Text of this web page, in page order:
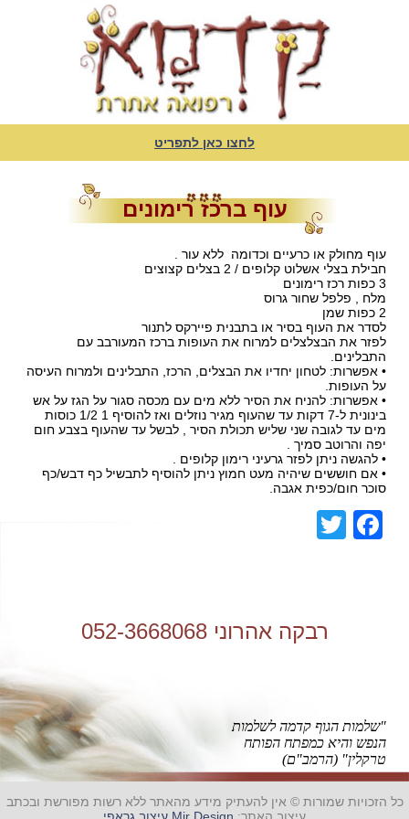
לחצו כאן לתפריט
עוף ברכז רימונים
עוף מחולק או כרעיים וכדומה ללא עור .
חבילת בצלי אשלוט קלופים / 2 בצלים קצוצים
3 כפות רכז רימונים
מלח , פלפל שחור גרוס
2 כפות שמן
לסדר את העוף בסיר או בתבנית פיירקס לתנור
לפזר את הבצלצלים למרוח את העופות ברכז המעורבב עם
התבלינים.
• אפשרות: לטחון יחדיו את הבצלים, הרכז, התבלינים ולמרוח העיסה
על העופות.
• אפשרות: להניח את הסיר ללא מים עם מכסה סגור על הגז על אש
בינונית ל-7 דקות עד שהעוף מגיר נוזלים ואז להוסיף 1 1/2 כוסות
מים עד לגובה שני שליש תכולת הסיר , לבשל עד שהעוף בצבע חום
יפה והרוטב סמיך .
• להגשה ניתן לפזר גרעיני רימון קלופים .
• אם חוששים שיהיה מעט חמוץ ניתן להוסיף לתבשיל כף דבש/כף
סוכר חום/כפית אגבה.
Facebook
רבקה אהרוני 052-3668068
"שלמות הגוף קדמה לשלמות
הנפש והיא כמפתח הפותח
טרקלין" (הרמב"ם)
כל הזכויות שמורות © אין להעתיק מידע מהאתר ללא רשות מפורשת ובכתב